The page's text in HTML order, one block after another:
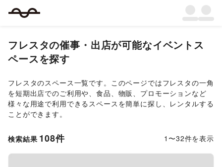
フレスタの催事・出店が可能なイベントス
ペースを探す
フレスタのスペース一覧です。このページではフレスタの一角
を短期出店でのご利用や、食品、物販、プロモーションなど
様々な用途で利用できるスペースを簡単に探し、レンタルする
ことができます。
検索結果 108件 1 〜32件を表示